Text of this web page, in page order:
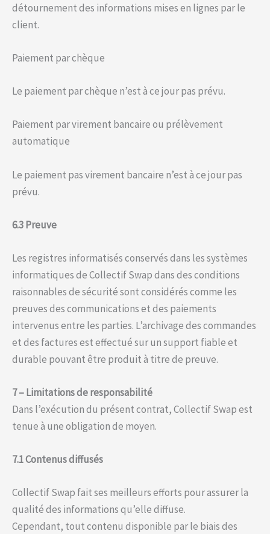
détournement des informations mises en lignes par le
client.
Paiement par chèque
Le paiement par chèque n’est à ce jour pas prévu.
Paiement par virement bancaire ou prélèvement
automatique
Le paiement pas virement bancaire n’est à ce jour pas
prévu.
6.3 Preuve
Les registres informatisés conservés dans les systèmes
informatiques de Collectif Swap dans des conditions
raisonnables de sécurité sont considérés comme les
preuves des communications et des paiements
intervenus entre les parties. L’archivage des commandes
et des factures est effectué sur un support fiable et
durable pouvant être produit à titre de preuve.
7 – Limitations de responsabilité
Dans l’exécution du présent contrat, Collectif Swap est
tenue à une obligation de moyen.
7.1 Contenus diffusés
Collectif Swap fait ses meilleurs efforts pour assurer la
qualité des informations qu’elle diffuse.
Cependant, tout contenu disponible par le biais des